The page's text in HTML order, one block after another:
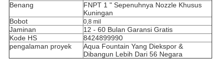
Benang
FNPT 1 " Sepenuhnya Nozzle Khusus
Kuningan
Bobot
0,8 mil
Jaminan
12 - 60 Bulan Garansi Gratis
Kode HS
8424899990
pengalaman proyek
Aqua Fountain Yang Diekspor &
Dibangun Lebih Dari 56 Negara